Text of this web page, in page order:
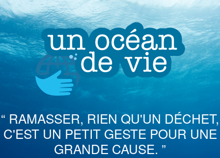
Skip
to
content
“ RAMASSER, RIEN QU'UN DÉCHET,
C'EST UN PETIT GESTE POUR UNE
GRANDE CAUSE. ”